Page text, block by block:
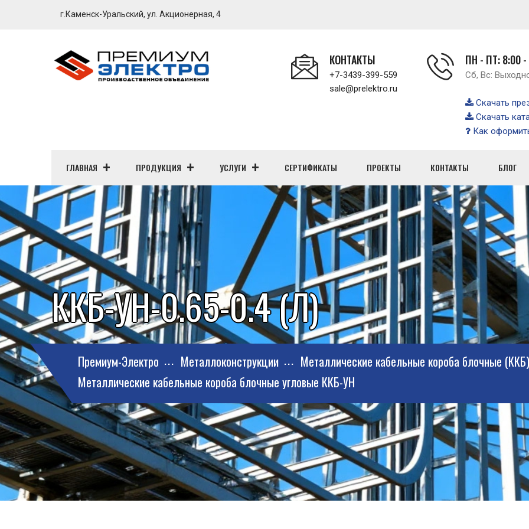
г.Каменск-Уральский, ул. Акционерная, 4
КОНТАКТЫ
+7-3439-399-559
sale@prelektro.ru
ПН - ПТ: 8:00 -
Сб, Вс:
Скачать
Скачать
Как
ГЛАВНАЯ ПРОДУКЦИЯ УСЛУГИ СЕРТИФИКАТЫ ПРОЕКТЫ КОНТАКТЫ БЛОГ
ККБ-УН-0.65-0.4 (Л)
Премиум-Электро Металлоконструкции
Металлические кабельные короба блочные (ККБ)
Металлические кабельные короба блочные угловые ККБ-УН